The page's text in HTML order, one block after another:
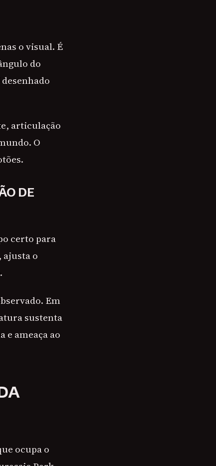
o visual. É
do
articulação
O
DE
certo para
o
Em
sustenta
e ameaça ao
ocupa o